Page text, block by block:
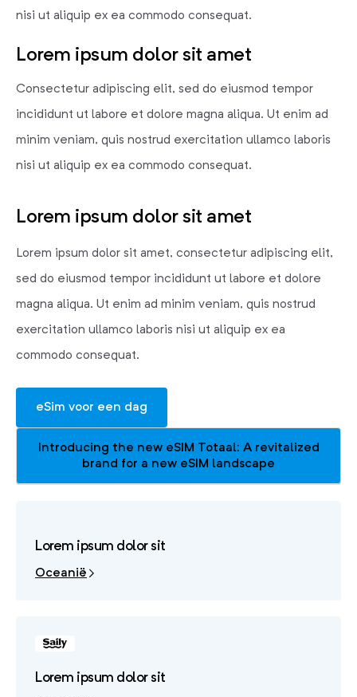
nisi ut aliquip ex ea commodo consequat.
Lorem ipsum dolor sit amet
Consectetur adipiscing elit, sed do eiusmod tempor
incididunt ut labore et dolore magna aliqua. Ut enim ad
minim veniam, quis nostrud exercitation ullamco laboris
nisi ut aliquip ex ea commodo consequat.
Lorem ipsum dolor sit amet
Lorem ipsum dolor sit amet, consectetur adipiscing elit,
sed do eiusmod tempor incididunt ut labore et dolore
magna aliqua. Ut enim ad minim veniam, quis nostrud
exercitation ullamco laboris nisi ut aliquip ex ea
commodo consequat.
eSim voor een dag
Introducing the new eSIM Totaal: A revitalized
brand for a new eSIM landscape
Lorem ipsum dolor sit
Oceanië
Lorem ipsum dolor sit